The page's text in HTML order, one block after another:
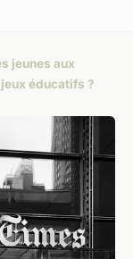
jeunes aux
éducatifs ?